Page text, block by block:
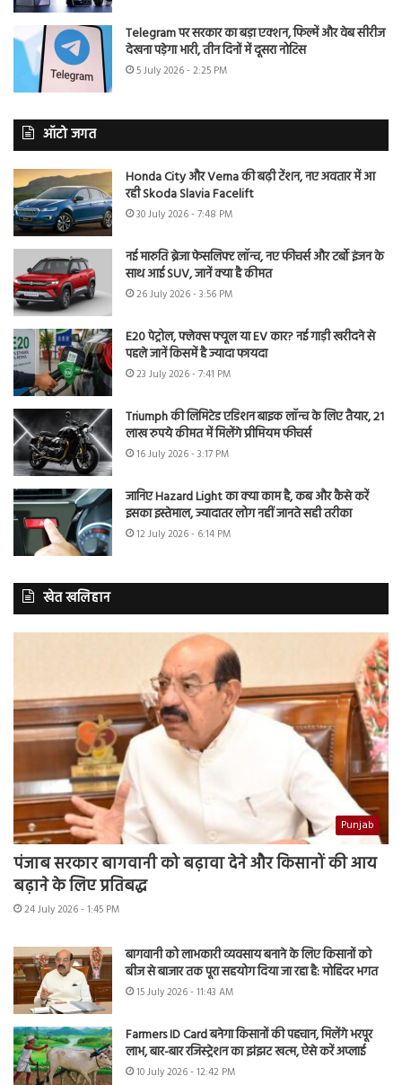
Telegram पर सरकार का बड़ा एक्शन, फिल्में और वेब सीरीज
देखना पड़ेगा भारी, तीन दिनों में दूसरा नोटिस
5 July 2026 - 2:25 PM
ऑटो जगत
Honda City और Verna की बढ़ी टेंशन, नए अवतार में आ
रही Skoda Slavia Facelift
30 July 2026 - 7:48 PM
नई मारुति ब्रेजा फेसलिफ्ट लॉन्च, नए फीचर्स और टर्बो इंजन के
साथ आई SUV, जानें क्या है कीमत
26 July 2026 - 3:56 PM
E20 पेट्रोल, फ्लेक्स फ्यूल या EV कार? नई गाड़ी खरीदने से
पहले जानें किसमें है ज्यादा फायदा
23 July 2026 - 7:41 PM
Triumph की लिमिटेड एडिशन बाइक लॉन्च के लिए तैयार, 21
लाख रुपये कीमत में मिलेंगे प्रीमियम फीचर्स
16 July 2026 - 3:17 PM
जानिए Hazard Light का क्या काम है, कब और कैसे करें
इसका इस्तेमाल, ज्यादातर लोग नहीं जानते सही तरीका
12 July 2026 - 6:14 PM
खेत खलिहान
Punjab
पंजाब सरकार बागवानी को बढ़ावा देने और किसानों की आय
बढ़ाने के लिए प्रतिबद्ध
24 July 2026 - 1:45 PM
बागवानी को लाभकारी व्यवसाय बनाने के लिए किसानों को
बीज से बाजार तक पूरा सहयोग दिया जा रहा है: मोहिंदर भगत
15 July 2026 - 11:43 AM
Farmers ID Card बनेगा किसानों की पहचान, मिलेंगे भरपूर
लाभ, बार-बार रजिस्ट्रेशन का झंझट खत्म, ऐसे करें अप्लाई
10 July 2026 - 12:42 PM